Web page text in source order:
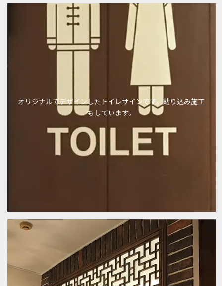
オリジナルでデザインしたトイレサインです。貼り込み施工
もしています。